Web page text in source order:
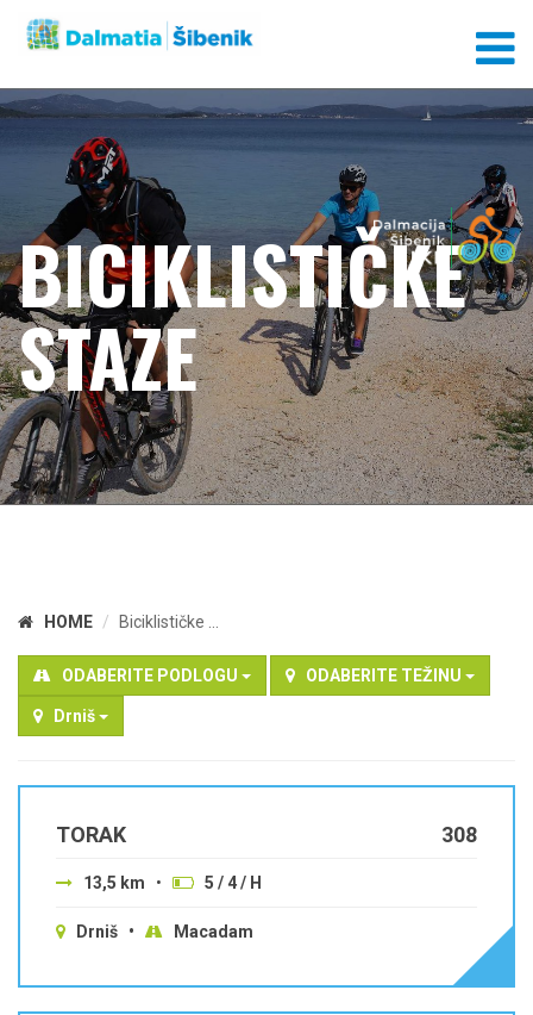
BICIKLISTIČKE
STAZE
HOME Biciklističke ...
ODABERITE PODLOGU ODABERITE TEŽINU
Drniš
308
TORAK
13,5 km • 5 / 4 / H
Drniš • Macadam